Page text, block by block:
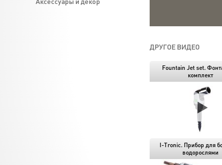
ДРУГОЕ ВИДЕО
Fountain Jet set.
комплект
I-Tronic. Прибор для
водорослями